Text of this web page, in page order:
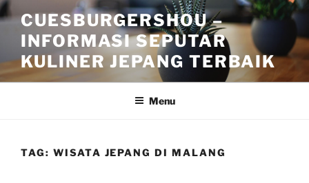
Skip
to
content
CUESBURGERSHOU –
INFORMASI SEPUTAR
KULINER JEPANG TERBAIK
Menu
TAG: WISATA JEPANG DI MALANG